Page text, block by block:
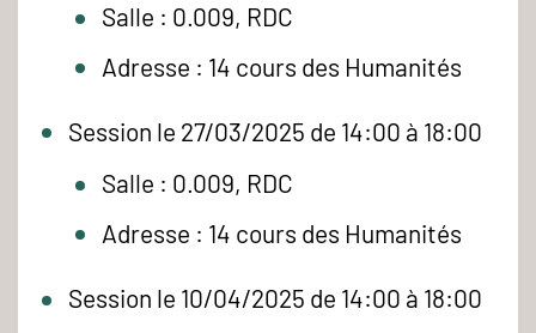
Salle : 0.009, RDC
Adresse : 14 cours des Humanités
Session le 27/03/2025 de 14:00 à 18:00
Salle : 0.009, RDC
Adresse : 14 cours des Humanités
Session le 10/04/2025 de 14:00 à 18:00